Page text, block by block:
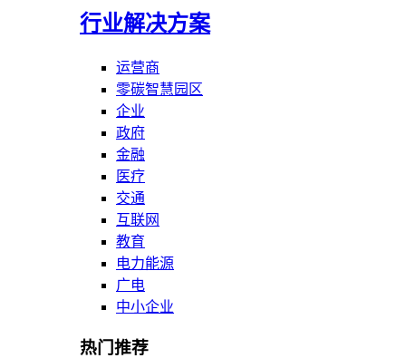
行业解决方案
运营商
零碳智慧园区
企业
政府
金融
医疗
交通
互联网
教育
电力能源
广电
中小企业
热门推荐